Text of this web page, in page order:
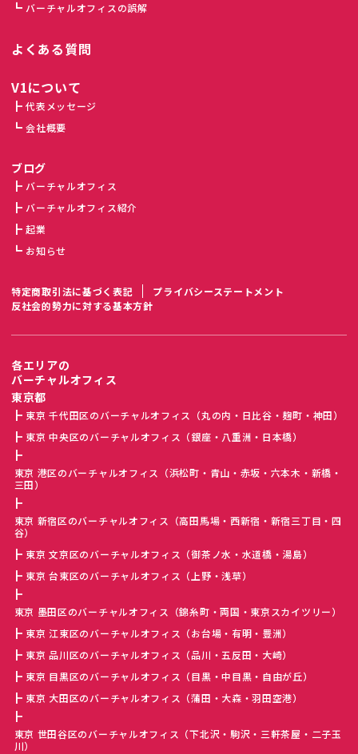
バーチャルオフィスの誤解
よくある質問
V1について
代表メッセージ
会社概要
ブログ
バーチャルオフィス
バーチャルオフィス紹介
起業
お知らせ
特定商取引法に基づく表記
プライバシーステートメント
反社会的勢力に対する基本方針
各エリアの
バーチャルオフィス
東京都
東京 千代田区のバーチャルオフィス（丸の内・日比谷・麹町・神田）
東京 中央区のバーチャルオフィス（銀座・八重洲・日本橋）
東京 港区のバーチャルオフィス（浜松町・青山・赤坂・六本木・新橋・
三田）
東京 新宿区のバーチャルオフィス（高田馬場・西新宿・新宿三丁目・四
谷）
東京 文京区のバーチャルオフィス（御茶ノ水・水道橋・湯島）
東京 台東区のバーチャルオフィス（上野・浅草）
東京 墨田区のバーチャルオフィス（錦糸町・両国・東京スカイツリー）
東京 江東区のバーチャルオフィス（お台場・有明・豊洲）
東京 品川区のバーチャルオフィス（品川・五反田・大崎）
東京 目黒区のバーチャルオフィス（目黒・中目黒・自由が丘）
東京 大田区のバーチャルオフィス（蒲田・大森・羽田空港）
東京 世田谷区のバーチャルオフィス（下北沢・駒沢・三軒茶屋・二子玉
川）